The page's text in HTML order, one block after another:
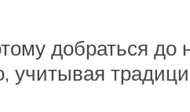
добраться до
учитывая